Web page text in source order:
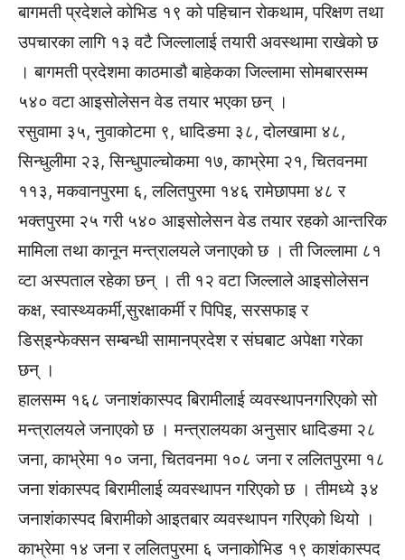
बागमती प्रदेशले कोभिड १९ को पहिचान रोकथाम, परिक्षण तथा
उपचारका लागि १३ वटै जिल्लालाई तयारी अवस्थामा राखेको छ
। बागमती प्रदेशमा काठमाडौ बाहेकका जिल्लामा सोमबारसम्म
५४० वटा आइसोलेसन वेड तयार भएका छन् ।
रसुवामा ३५, नुवाकोटमा ९, धादिङमा ३८, दोलखामा ४८,
सिन्धुलीमा २३, सिन्धुपाल्चोकमा १७, काभ्रेमा २१, चितवनमा
११३, मकवानपुरमा ६, ललितपुरमा १४६ रामेछापमा ४८ र
भक्तपुरमा २५ गरी ५४० आइसोलेसन वेड तयार रहको आन्तरिक
मामिला तथा कानून मन्त्रालयले जनाएको छ । ती जिल्लामा ८१
व्टा अस्पताल रहेका छन् । ती १२ वटा जिल्लाले आइसोलेसन
कक्ष, स्वास्थ्यकर्मी,सुरक्षाकर्मी र पिपिइ, सरसफाइ र
डिस्इन्फेक्सन सम्बन्धी सामानप्रदेश र संघबाट अपेक्षा गरेका
छन् ।
हालसम्म १६८ जनाशंकास्पद बिरामीलाई व्यवस्थापनगरिएको सो
मन्त्रालयले जनाएको छ । मन्त्रालयका अनुसार धादिङमा २८
जना, काभ्रेमा १० जना, चितवनमा १०८ जना र ललितपुरमा १८
जना शंकास्पद बिरामीलाई व्यवस्थापन गरिएको छ । तीमध्ये ३४
जनाशंकास्पद बिरामीको आइतबार व्यवस्थापन गरिएको थियो ।
काभ्रेमा १४ जना र ललितपुरमा ६ जनाकोभिड १९ काशंकास्पद